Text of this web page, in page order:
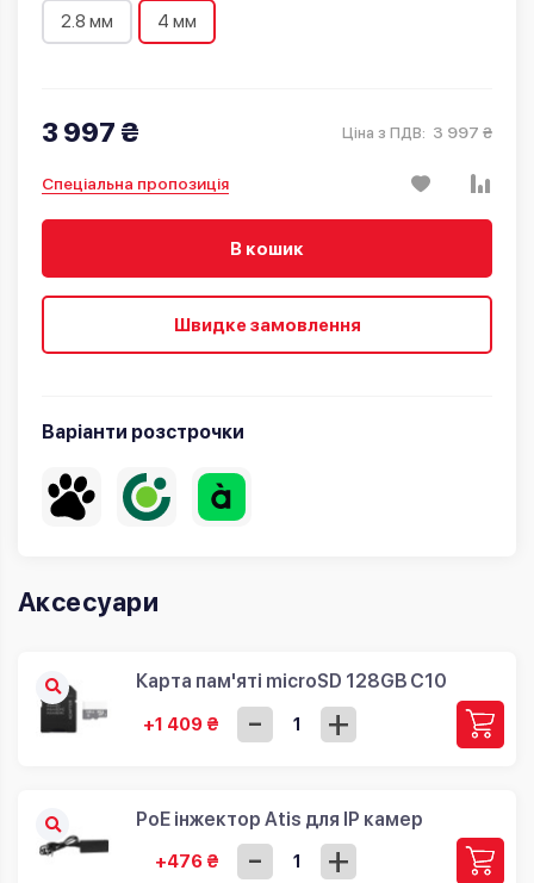
2.8 мм 4 мм
3 997 ₴ Ціна з ПДВ: 3 997 ₴
Спеціальна пропозиція
В кошик
Швидке замовлення
Варіанти розстрочки
Аксесуари
Карта пам'яті microSD 128GB C10
+1 409 ₴ - +
PoE інжектор Atis для IP камер
+476 ₴ - +